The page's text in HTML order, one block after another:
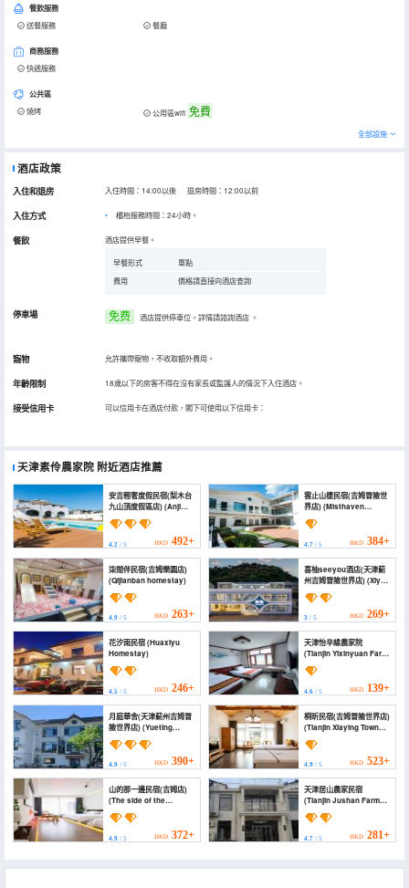
餐飲服務
送餐服務 餐廳
商務服務
快遞服務
公共區
燒烤 公用區wifi 免費
全部設施
酒店政策
入住和退房 入住時間：14:00以後 退房時間：12:00以前
入住方式 櫃枱服務時間：24小時。
餐飲 酒店提供早餐。
早餐形式
單點
費用
價格請直接向酒店查詢
停車場 免费 酒店提供停車位，詳情請諮詢酒店 。
寵物 允許攜帶寵物，不收取額外費用。
年齡限制 18歲以下的房客不得在沒有家長或監護人的情況下入住酒店。
接受信用卡 可以信用卡在酒店付款，閣下可使用以下信用卡：
天津素伶農家院 附近酒店推薦
安吉輕奢度假民宿(梨木台
九山頂度假區店) (Anji
Light Luxury Holiday
Homestay)
4.2 / 5 HKD 492+
雲止山棲民宿(吉姆冒險世
界店) (Misthaven
Lodge)
4.7/ 5 HKD 384+
柒間伴民宿(吉姆樂園店)
(Qijianban homestay)
4.9 / 5 HKD 263+
喜柚seeyou酒店(天津薊
州吉姆冒險世界店) (Xiyou
Seeyou Hotel (Tianjin
Jizhou Jim Adventure
World))
3/ 5 HKD 269+
花汐雨民宿 (Huaxiyu
Homestay)
4.5 / 5 HKD 246+
天津怡辛緣農家院
(Tianjin Yixinyuan Farm
stay)
4.6/ 5 HKD 139+
月庭華舍(天津薊州吉姆冒
險世界店) (Yueting
Huashe (Tianjin Jizhou
Jim Adventure World))
4.9 / 5 HKD 390+
桐昕民宿(吉姆冒險世界店)
(Tianjin Xiaying Town
Tuanshanzi Village)
4.9/ 5 HKD 523+
山的那一邊民宿(吉姆店)
(The side of the
mountain homestay
(Jim))
4.9 / 5 HKD 372+
天津居山農家民宿
(Tianjin Jushan Farm
Homestay)
4.7/ 5 HKD 281+